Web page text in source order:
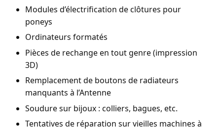
Modules d’électrification de clôtures pour
poneys
Ordinateurs formatés
Pièces de rechange en tout genre (impression
3D)
Remplacement de boutons de radiateurs
manquants à l’Antenne
Soudure sur bijoux : colliers, bagues, etc.
Tentatives de réparation sur vieilles machines à